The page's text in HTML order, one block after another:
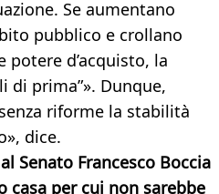
Se aumentano
pubblico e crollano
d’acquisto, la
di prima”». Dunque,
riforme la stabilità
dice.
Senato Francesco Boccia
casa per cui non sarebbe